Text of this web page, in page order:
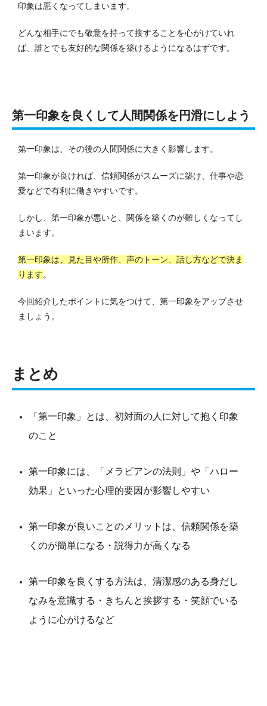
印象は悪くなってしまいます。
どんな相手にでも敬意を持って接することを心がけていれ
ば、誰とでも友好的な関係を築けるようになるはずです。
第一印象を良くして人間関係を円滑にしよう
第一印象は、その後の人間関係に大きく影響します。
第一印象が良ければ、信頼関係がスムーズに築け、仕事や恋
愛などで有利に働きやすいです。
しかし、第一印象が悪いと、関係を築くのが難しくなってし
まいます。
第一印象は、見た目や所作、声のトーン、話し方などで決ま
ります。
今回紹介したポイントに気をつけて、第一印象をアップさせ
ましょう。
まとめ
「第一印象」とは、初対面の人に対して抱く印象
のこと
第一印象には、「メラビアンの法則」や「ハロー
効果」といった心理的要因が影響しやすい
第一印象が良いことのメリットは、信頼関係を築
くのが簡単になる・説得力が高くなる
第一印象を良くする方法は、清潔感のある身だし
なみを意識する・きちんと挨拶する・笑顔でいる
ように心がけるなど